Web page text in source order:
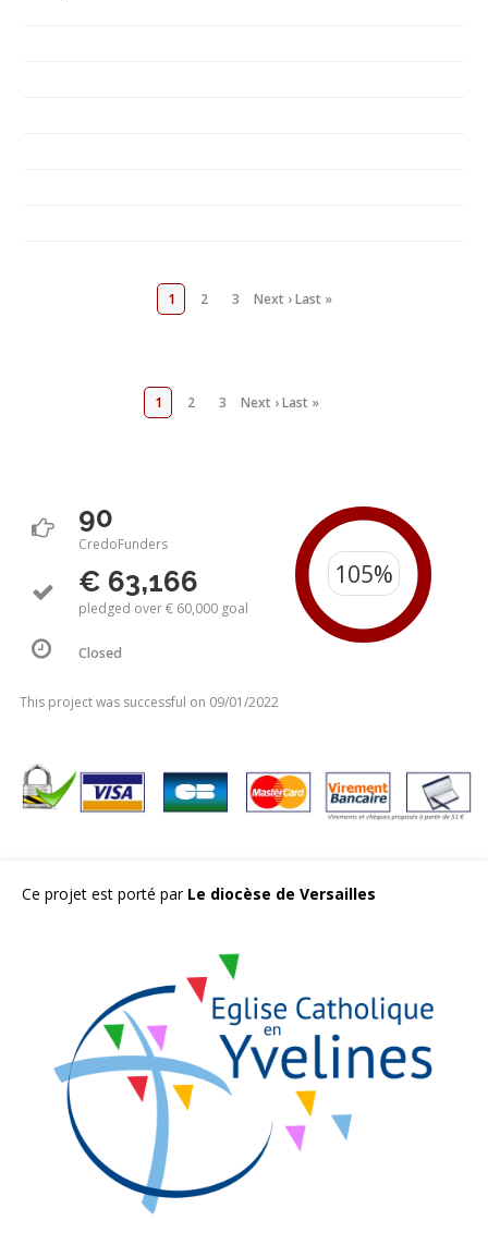
1 2 3 Next › Last »
1 2 3 Next › Last »
90
CredoFunders
€ 63,166
pledged over € 60,000 goal
Closed
This project was successful on 09/01/2022
Ce projet est porté par Le diocèse de Versailles